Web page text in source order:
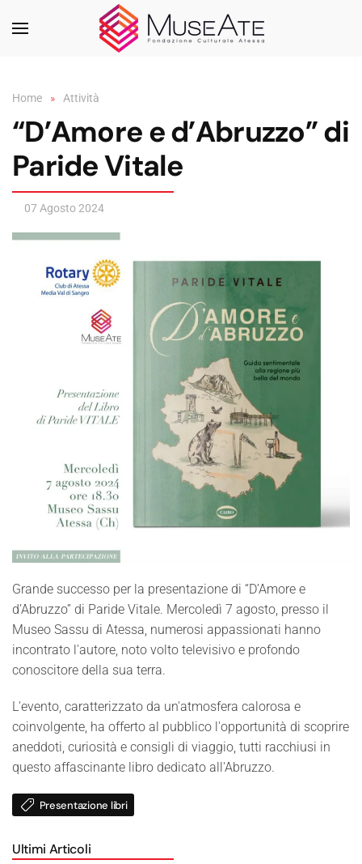
Skip to main content
Home Attività
“D’Amore e d’Abruzzo” di
Paride Vitale
07 Agosto 2024
Grande successo per la presentazione di “D’Amore e
d’Abruzzo” di Paride Vitale. Mercoledì 7 agosto, presso il
Museo Sassu di Atessa, numerosi appassionati hanno
incontrato l'autore, noto volto televisivo e profondo
conoscitore della sua terra.
L'evento, caratterizzato da un'atmosfera calorosa e
coinvolgente, ha offerto al pubblico l'opportunità di scoprire
aneddoti, curiosità e consigli di viaggio, tutti racchiusi in
questo affascinante libro dedicato all'Abruzzo.
Presentazione libri
Ultimi Articoli